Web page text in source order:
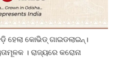
କୋଭିଡ୍ ଗାଇଡଲାଇନ୍।
। ରାଜ୍ୟରେ କରୋନା